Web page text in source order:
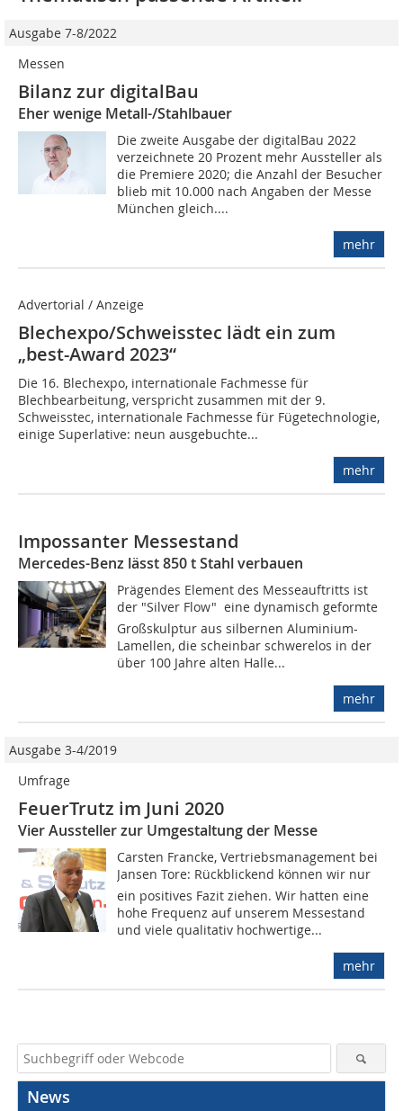
Ausgabe 7-8/2022
Messen
Bilanz zur digitalBau
Eher wenige Metall-/Stahlbauer
Die zweite Ausgabe der digitalBau 2022
verzeichnete 20 Prozent mehr Aussteller als
die Premiere 2020; die Anzahl der Besucher
blieb mit 10.000 nach Angaben der Messe
München gleich....
mehr
Advertorial / Anzeige
Blechexpo/Schweisstec lädt ein zum
„best-Award 2023“
Die 16. Blechexpo, internationale Fachmesse für
Blechbearbeitung, verspricht zusammen mit der 9.
Schweisstec, internationale Fachmesse für Fügetechnologie,
einige Superlative: neun ausgebuchte...
mehr
Impossanter Messestand
Mercedes-Benz lässt 850 t Stahl verbauen
Prägendes Element des Messeauftritts ist
der "Silver Flow"  eine dynamisch geformte
Großskulptur aus silbernen Aluminium-
Lamellen, die scheinbar schwerelos in der
über 100 Jahre alten Halle...
mehr
Ausgabe 3-4/2019
Umfrage
FeuerTrutz im Juni 2020
Vier Aussteller zur Umgestaltung der Messe
Carsten Francke, Vertriebsmanagement bei
Jansen Tore: Rückblickend können wir nur
ein positives Fazit ziehen. Wir hatten eine
hohe Frequenz auf unserem Messestand
und viele qualitativ hochwertige...
mehr
News